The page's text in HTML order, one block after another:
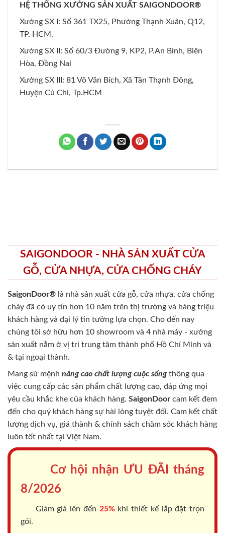
HỆ THỐNG XƯỞNG SẢN XUẤT SAIGONDOOR®
Xưởng SX I: Số 361 TX25, Phường Thạnh Xuân, Q12,
TP. HCM.
Xưởng SX II: Số 60/3 Đường 9, KP2, P.An Bình, Biên
Hòa, Đồng Nai
Xưởng SX III: 81 Võ Văn Bích, Xã Tân Thạnh Đông,
Huyện Củ Chi, Tp.HCM
SAIGONDOOR - NHÀ SẢN XUẤT CỬA
GỖ, CỬA NHỰA, CỬA CHỐNG CHÁY
SaigonDoor® là nhà sản xuất cửa gỗ, cửa nhựa, cửa chống
cháy đã có uy tín hơn 10 năm trên thị trường và hàng triệu
khách hàng và đại lý tin tưởng lựa chọn. Cho đến nay
chúng tôi sở hữu hơn 10 showroom và 4 nhà máy - xưởng
sản xuất nằm ở vị trí trung tâm thành phố Hồ Chí Minh và
& tại ngoại thành.
Mang sứ mệnh nâng cao chất lượng cuộc sốngthông qua
việc cung cấp các sản phẩm chất lượng cao, đáp ứng mọi
yêu cầu khắc khe của khách hàng. SaigonDoor cam kết đem
đến cho quý khách hàng sự hài lòng tuyệt đối. Cam kết chất
lượng dịch vụ, giá thành & chính sách chăm sóc khách hàng
luôn tốt nhất tại Việt Nam.
Cơ hội nhận ƯU ĐÃI tháng
8/2026
Giảm giá lên đến 25%khi thiết kế lắp đặt trọn
gói.